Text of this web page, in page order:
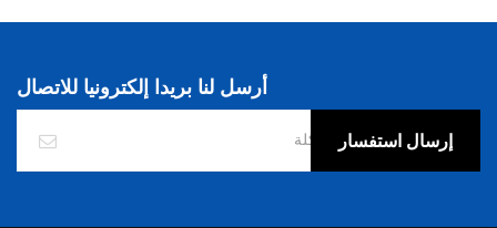
أرسل لنا بريدا إلكترونيا للاتصال
إرسال استفسار